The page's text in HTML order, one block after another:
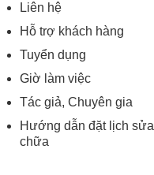
Liên hệ
Hỗ trợ khách hàng
Tuyển dụng
Giờ làm việc
Tác giả, Chuyên gia
Hướng dẫn đặt lịch sửa
chữa